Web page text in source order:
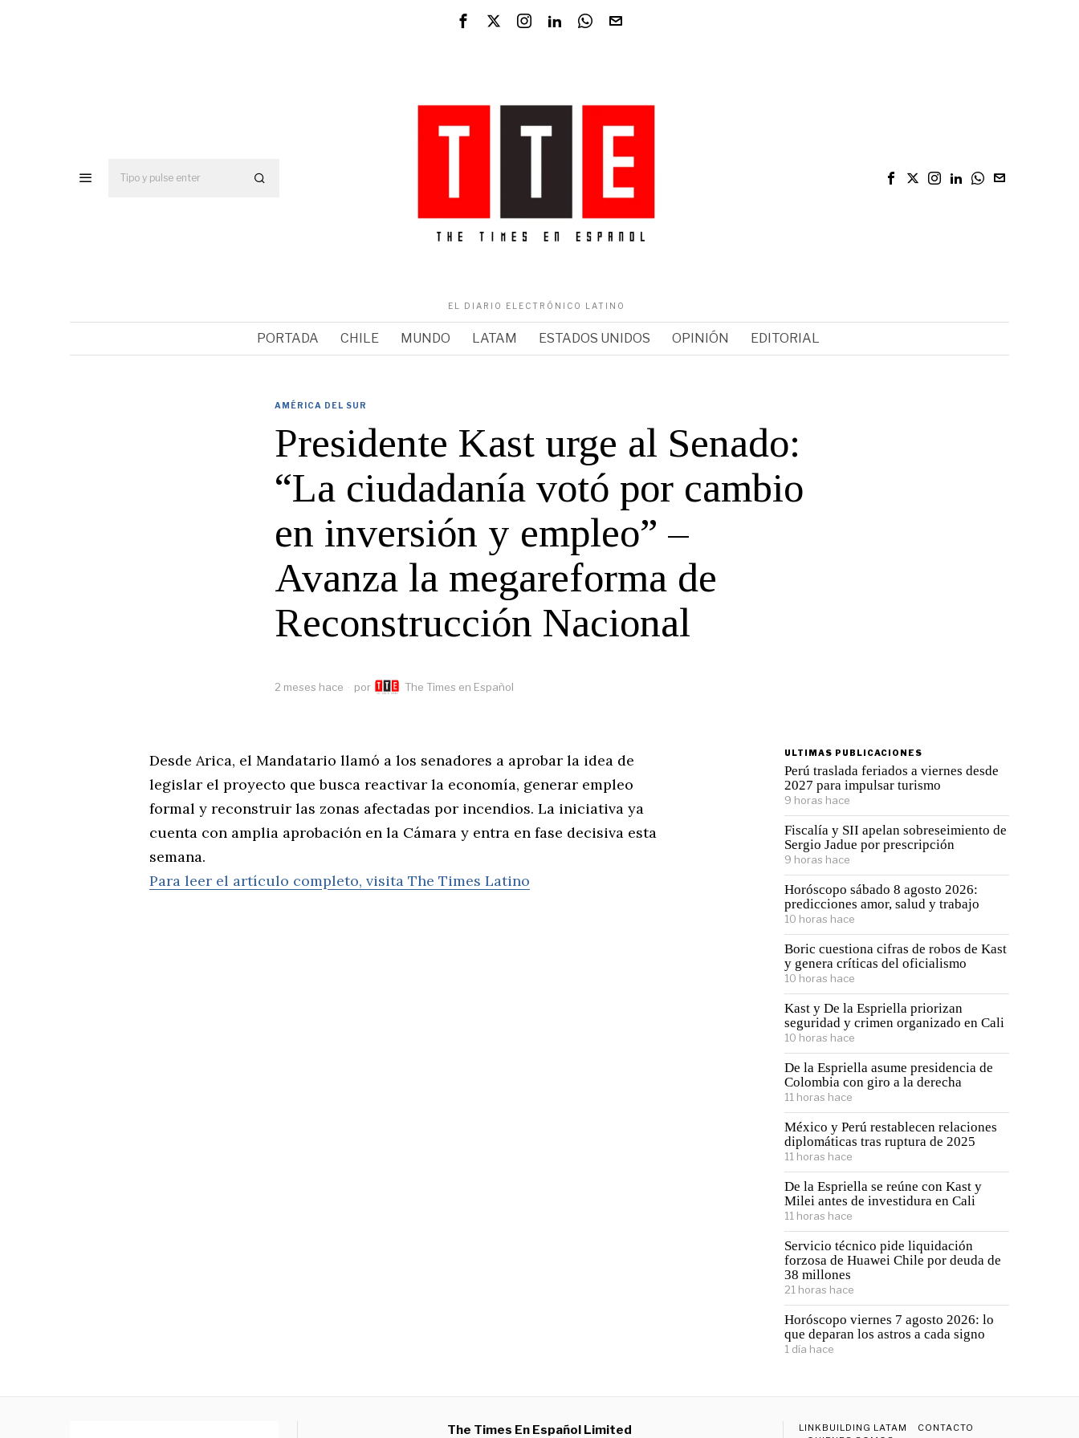
EL DIARIO ELECTRÓNICO LATINO
PORTADA CHILE MUNDO LATAM ESTADOS UNIDOS OPINIÓN EDITORIAL
AMÉRICA DEL SUR
Presidente Kast urge al Senado:
“La ciudadanía votó por cambio
en inversión y empleo” –
Avanza la megareforma de
Reconstrucción Nacional
2 meses hace por The Times en Español
Desde Arica, el Mandatario llamó a los senadores a aprobar la idea de
legislar el proyecto que busca reactivar la economía, generar empleo
formal y reconstruir las zonas afectadas por incendios. La iniciativa ya
cuenta con amplia aprobación en la Cámara y entra en fase decisiva esta
semana.
Para leer el artículo completo, visita The Times Latino
ULTIMAS PUBLICACIONES
Perú traslada feriados a viernes desde
2027 para impulsar turismo
9 horas hace
Fiscalía y SII apelan sobreseimiento de
Sergio Jadue por prescripción
9 horas hace
Horóscopo sábado 8 agosto 2026:
predicciones amor, salud y trabajo
10 horas hace
Boric cuestiona cifras de robos de Kast
y genera críticas del oficialismo
10 horas hace
Kast y De la Espriella priorizan
seguridad y crimen organizado en Cali
10 horas hace
De la Espriella asume presidencia de
Colombia con giro a la derecha
11 horas hace
México y Perú restablecen relaciones
diplomáticas tras ruptura de 2025
11 horas hace
De la Espriella se reúne con Kast y
Milei antes de investidura en Cali
11 horas hace
Servicio técnico pide liquidación
forzosa de Huawei Chile por deuda de
38 millones
21 horas hace
Horóscopo viernes 7 agosto 2026: lo
que deparan los astros a cada signo
1 día hace
The Times En Español Limited LINKBUILDING LATAM
CONTACTO